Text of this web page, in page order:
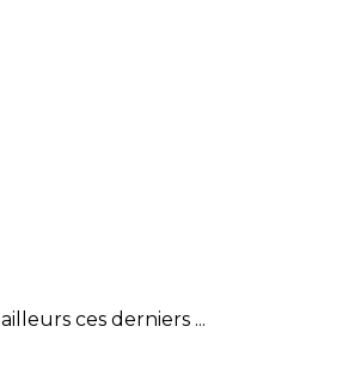
ces derniers ...